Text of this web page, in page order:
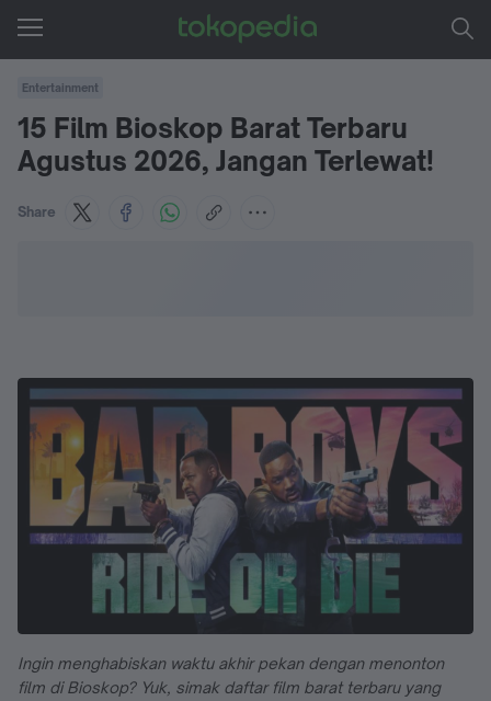
Entertainment
15 Film Bioskop Barat Terbaru
Agustus 2026, Jangan Terlewat!
Share
Ingin menghabiskan waktu akhir pekan dengan menonton
film di Bioskop? Yuk, simak daftar film barat terbaru yang